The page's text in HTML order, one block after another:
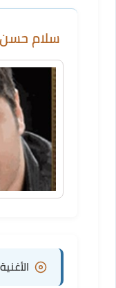
سلام حسن